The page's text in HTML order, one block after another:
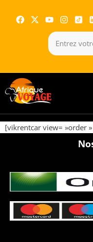
[vikrentcar view= »order